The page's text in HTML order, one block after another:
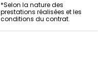
*Selon la nature des
prestations réalisées et les
conditions du contrat.